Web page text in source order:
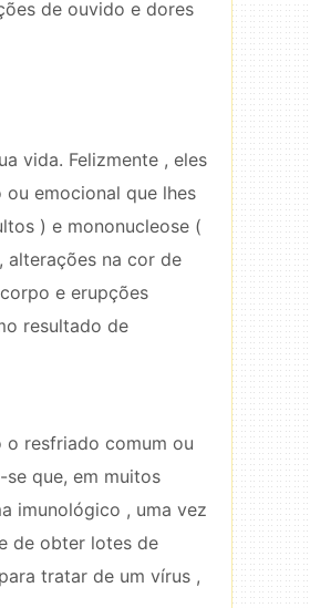
de ouvido e dores
vida. Felizmente , eles
emocional que lhes
) e mononucleose (
alterações na cor de
e erupções
resultado de
o resfriado comum ou
que, em muitos
imunológico , uma vez
de obter lotes de
tratar de um vírus ,